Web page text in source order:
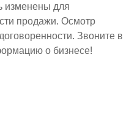
изменены для
продажи. Осмотр
Звоните в
о бизнесе!